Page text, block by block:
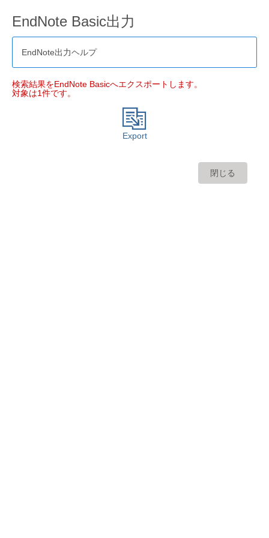
EndNote Basic出力
EndNote出力ヘルプ
検索結果をEndNote Basicへエクスポートします。
対象は1件です。
Export